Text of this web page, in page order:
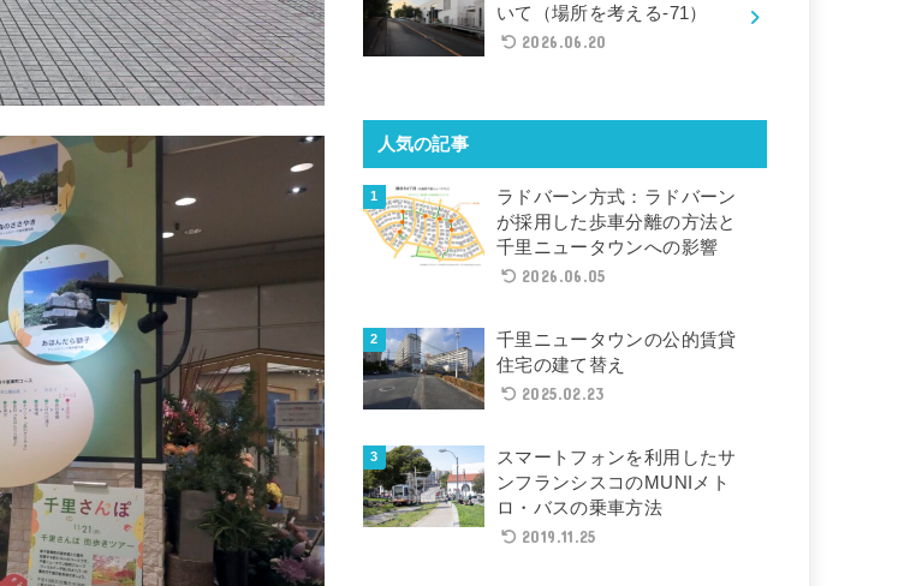
いて（場所を考える-71）
2026.06.20
人気の記事
ラドバーン方式：ラドバーン
が採用した歩車分離の方法と
千里ニュータウンへの影響
2026.06.05
千里ニュータウンの公的賃貸
住宅の建て替え
2025.02.23
スマートフォンを利用したサ
ンフランシスコのMUNIメト
ロ・バスの乗車方法
2019.11.25